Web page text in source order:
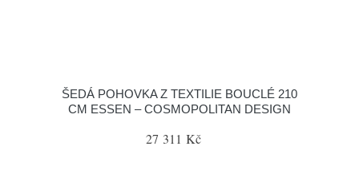
ŠEDÁ POHOVKA Z TEXTILIE BOUCLÉ 210
CM ESSEN – COSMOPOLITAN DESIGN
27 311 Kč